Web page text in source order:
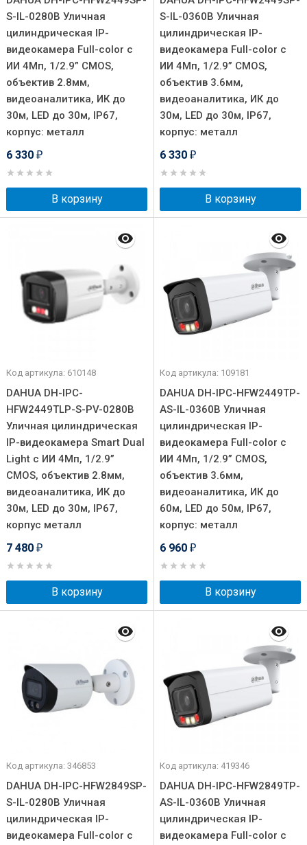
S-IL-0280B Уличная
цилиндрическая IP-
видеокамера Full-color с
ИИ 4Мп, 1/2.9” CMOS,
объектив 2.8мм,
видеоаналитика, ИК до
30м, LED до 30м, IP67,
корпус: металл
6 330 ₽
В корзину
S-IL-0360B Уличная
цилиндрическая IP-
видеокамера Full-color с
ИИ 4Мп, 1/2.9” CMOS,
объектив 3.6мм,
видеоаналитика, ИК до
30м, LED до 30м, IP67,
корпус: металл
6 330 ₽
В корзину
Код артикула: 610148
DAHUA DH-IPC-
HFW2449TLP-S-PV-0280B
Уличная цилиндрическая
IP-видеокамера Smart Dual
Light с ИИ 4Мп, 1/2.9”
CMOS, объектив 2.8мм,
видеоаналитика, ИК до
30м, LED до 30м, IP67,
корпус металл
7 480 ₽
В корзину
Код артикула: 109181
DAHUA DH-IPC-HFW2449TP-
AS-IL-0360B Уличная
цилиндрическая IP-
видеокамера Full-color с
ИИ 4Мп, 1/2.9” CMOS,
объектив 3.6мм,
видеоаналитика, ИК до
60м, LED до 50м, IP67,
корпус: металл
6 960 ₽
В корзину
Код артикула: 346853
DAHUA DH-IPC-HFW2849SP-
S-IL-0280B Уличная
цилиндрическая IP-
видеокамера Full-color с
Код артикула: 419346
DAHUA DH-IPC-HFW2849TP-
AS-IL-0360B Уличная
цилиндрическая IP-
видеокамера Full-color с